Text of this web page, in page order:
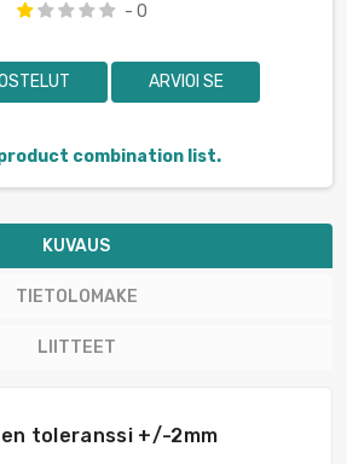
- 0
ARVIOI SE
combination list.
KUVAUS
TIETOLOMAKE
LIITTEET
toleranssi +/-2mm